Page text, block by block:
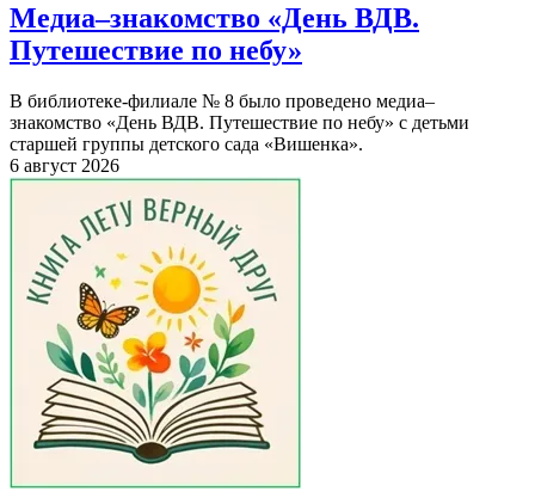
Медиа–знакомство «День ВДВ.
Путешествие по небу»
В библиотеке-филиале № 8 было проведено медиа–
знакомство «День ВДВ. Путешествие по небу» с детьми
старшей группы детского сада «Вишенка».
6 август 2026